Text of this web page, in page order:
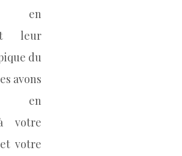
en
leur
du
avons
en
votre
votre